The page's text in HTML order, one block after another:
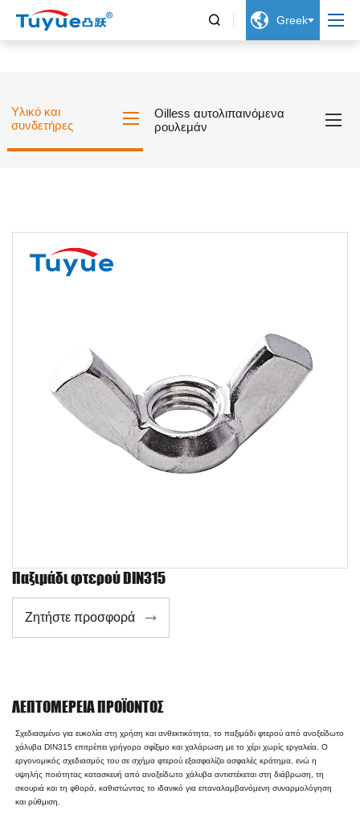
  Greek
Υλικό και
συνδετήρες
Oilless αυτολιπαινόμενα
ρουλεμάν
Παξιμάδι φτερού DIN315
Ζητήστε προσφορά 
ΛΕΠΤΟΜΈΡΕΙΑ ΠΡΟΪΌΝΤΟΣ
Σχεδιασμένο για ευκολία στη χρήση και ανθεκτικότητα, το παξιμάδι φτερού από ανοξείδωτο
χάλυβα DIN315 επιτρέπει γρήγορο σφίξιμο και χαλάρωση με το χέρι χωρίς εργαλεία. Ο
εργονομικός σχεδιασμός του σε σχήμα φτερού εξασφαλίζει ασφαλές κράτημα, ενώ η
υψηλής ποιότητας κατασκευή από ανοξείδωτο χάλυβα αντιστέκεται στη διάβρωση, τη
σκουριά και τη φθορά, καθιστώντας το ιδανικό για επαναλαμβανόμενη συναρμολόγηση
και ρύθμιση.